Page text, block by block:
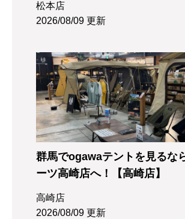
松本店
2026/08/09 更新
群馬でogawaテントを見るな
ーツ高崎店へ！【高崎店】
高崎店
2026/08/09 更新